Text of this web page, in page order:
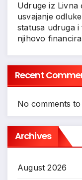
Udruge iz Livna
usvajanje
statusa udruga
njihovo
Recent
No comments to
Archives
August 2026